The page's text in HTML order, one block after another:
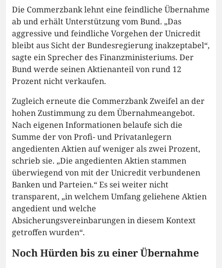
Die Commerzbank lehnt eine feindliche Übernahme
ab und erhält Unterstützung vom Bund. „Das
aggressive und feindliche Vorgehen der Unicredit
bleibt aus Sicht der Bundesregierung inakzeptabel“,
sagte ein Sprecher des Finanzministeriums. Der
Bund werde seinen Aktienanteil von rund 12
Prozent nicht verkaufen.
Zugleich erneute die Commerzbank Zweifel an der
hohen Zustimmung zu dem Übernahmeangebot.
Nach eigenen Informationen belaufe sich die
Summe der von Profi- und Privatanlegern
angedienten Aktien auf weniger als zwei Prozent,
schrieb sie. „Die angedienten Aktien stammen
überwiegend von mit der Unicredit verbundenen
Banken und Parteien.“ Es sei weiter nicht
transparent, „in welchem Umfang geliehene Aktien
angedient und welche
Absicherungsvereinbarungen in diesem Kontext
getroffen wurden“.
Noch Hürden bis zu einer Übernahme